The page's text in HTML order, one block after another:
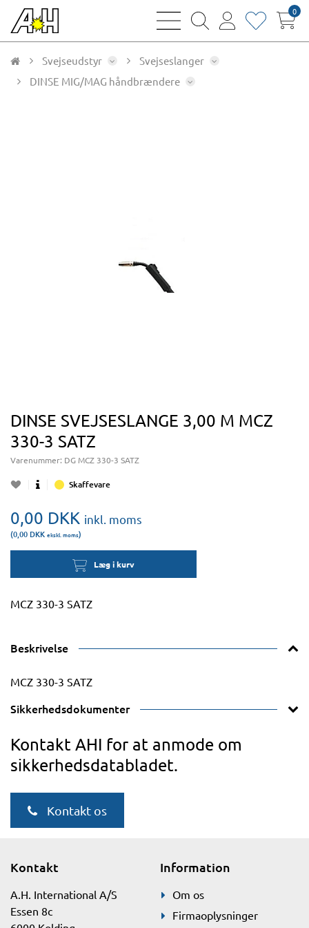
bars
magnifying
user
heart0
Svejseudstyr
Svejseslanger
DINSE MIG/MAG håndbrændere
DINSE SVEJSESLANGE 3,00 M MCZ
330-3 SATZ
Varenummer: DG MCZ 330-3 SATZ
Skaffevare
0,00 DKK inkl. moms
(0,00 DKK ekskl. moms)
Læg i kurv
MCZ 330-3 SATZ
Beskrivelse
MCZ 330-3 SATZ
Sikkerhedsdokumenter
Kontakt AHI for at anmode om
sikkerhedsdatabladet.
Kontakt os
Kontakt
A.H. International A/S
Essen 8c
Information
Om os
Firmaoplysninger